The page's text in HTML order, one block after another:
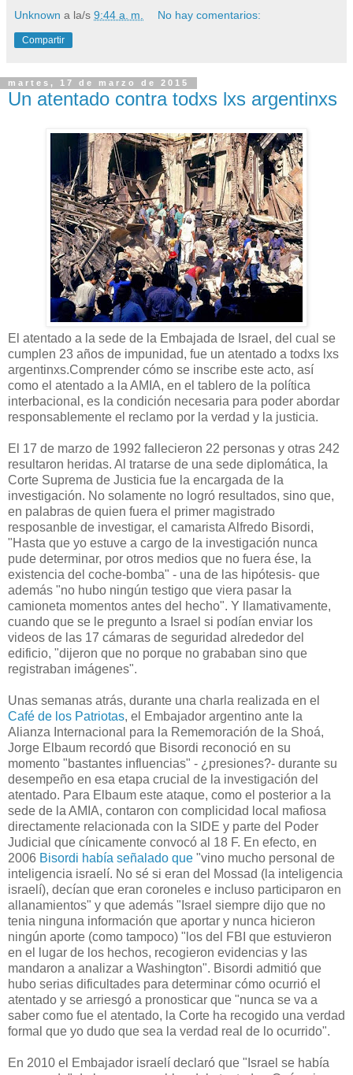
Unknown a la/s 9:44 a. m. No hay comentarios:
Compartir
martes, 17 de marzo de 2015
Un atentado contra todxs lxs argentinxs
El atentado a la sede de la Embajada de Israel, del cual se
cumplen 23 años de impunidad, fue un atentado a todxs lxs
argentinxs.Comprender cómo se inscribe este acto, así
como el atentado a la AMIA, en el tablero de la política
interbacional, es la condición necesaria para poder abordar
responsablemente el reclamo por la verdad y la justicia.
El 17 de marzo de 1992 fallecieron 22 personas y otras 242
resultaron heridas. Al tratarse de una sede diplomática, la
Corte Suprema de Justicia fue la encargada de la
investigación. No solamente no logró resultados, sino que,
en palabras de quien fuera el primer magistrado
resposanble de investigar, el camarista Alfredo Bisordi,
"Hasta que yo estuve a cargo de la investigación nunca
pude determinar, por otros medios que no fuera ése, la
existencia del coche-bomba" - una de las hipótesis- que
además "no hubo ningún testigo que viera pasar la
camioneta momentos antes del hecho". Y llamativamente,
cuando que se le pregunto a Israel si podían enviar los
videos de las 17 cámaras de seguridad alrededor del
edificio, "dijeron que no porque no grababan sino que
registraban imágenes".
Unas semanas atrás, durante una charla realizada en el
Café de los Patriotas, el Embajador argentino ante la
Alianza Internacional para la Rememoración de la Shoá,
Jorge Elbaum recordó que Bisordi reconoció en su
momento "bastantes influencias" - ¿presiones?- durante su
desempeño en esa etapa crucial de la investigación del
atentado. Para Elbaum este ataque, como el posterior a la
sede de la AMIA, contaron con complicidad local mafiosa
directamente relacionada con la SIDE y parte del Poder
Judicial que cínicamente convocó al 18 F. En efecto, en
2006 Bisordi había señalado que "vino mucho personal de
inteligencia israelí. No sé si eran del Mossad (la inteligencia
israelí), decían que eran coroneles e incluso participaron en
allanamientos" y que además "Israel siempre dijo que no
tenia ninguna información que aportar y nunca hicieron
ningún aporte (como tampoco) "los del FBI que estuvieron
en el lugar de los hechos, recogieron evidencias y las
mandaron a analizar a Washington". Bisordi admitió que
hubo serias dificultades para determinar cómo ocurrió el
atentado y se arriesgó a pronosticar que "nunca se va a
saber como fue el atentado, la Corte ha recogido una verdad
formal que yo dudo que sea la verdad real de lo ocurrido".
En 2010 el Embajador israelí declaró que "Israel se había